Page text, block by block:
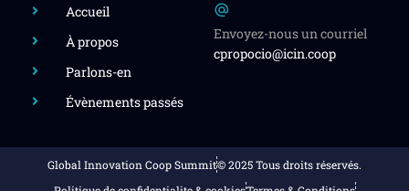
Accueil
À propos
Parlons-en
Évènements passés
Envoyez-nous un courriel
cpropocio@icin.coop
Global Innovation Coop Summit© 2025 Tous droits réservés.